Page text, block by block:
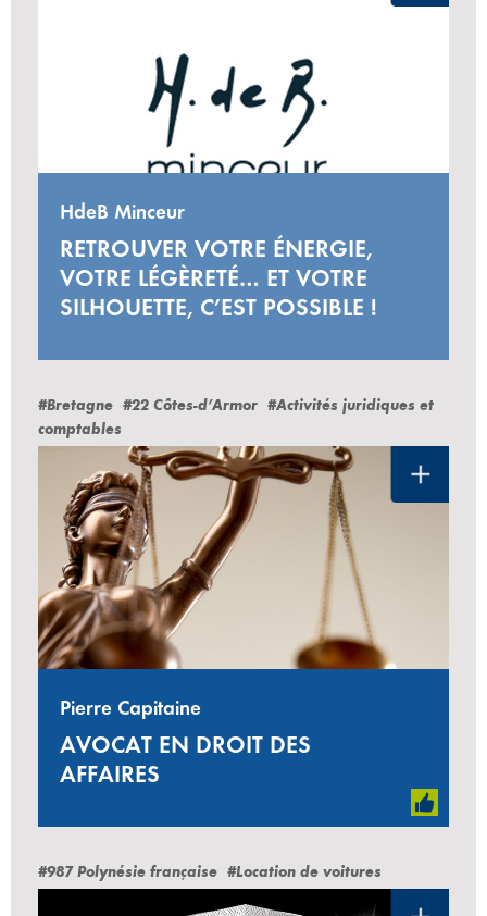
HdeB Minceur
RETROUVER VOTRE ÉNERGIE,
VOTRE LÉGÈRETÉ… ET VOTRE
SILHOUETTE, C’EST POSSIBLE !
#Bretagne #22 Côtes-d’Armor #Activités juridiques et
comptables
Pierre Capitaine
AVOCAT EN DROIT DES
AFFAIRES
#987 Polynésie française #Location de voitures